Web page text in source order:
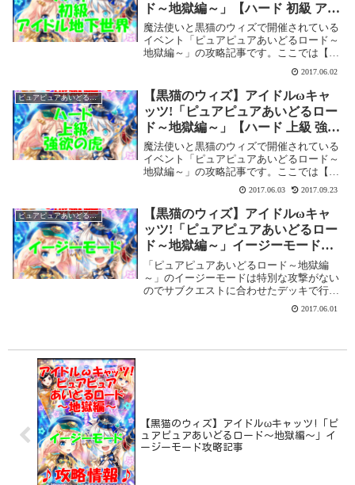
ド～地獄編～」【ハード 初級 アイ
ドル地下世界】攻略情報！
魔法使いと黒猫のウィズで開催されている
イベント「ピュアピュアあいどるロード～
地獄編～」の攻略記事です。ここでは【ハ
ード 初級 アイドル地下世界】を攻略しま
す。アイドルωキャッツ!「ピュアピュアあ
いどるロード～地獄編～」【ハード 初級
アイド...
2017.06.02
ピュアピュアあいどるロード～地獄編～
【黒猫のウィズ】アイドルωキャ
ッツ!「ピュアピュアあいどるロー
ド～地獄編～」【ハード 上級 強欲
の虎】攻略情報！
魔法使いと黒猫のウィズで開催されている
イベント「ピュアピュアあいどるロード～
地獄編～」の攻略記事です。ここでは【ハ
ード 上級 強欲の虎】を攻略します。アイ
ドルωキャッツ!「ピュアピュアあいどるロ
ード～地獄編～」【ハード 上級 強欲の
虎】基本...
2017.06.03 2017.09.23
ピュアピュアあいどるロード～地獄編～
【黒猫のウィズ】アイドルωキャ
ッツ!「ピュアピュアあいどるロー
ド～地獄編～」イージーモード攻
略記事
「ピュアピュアあいどるロード～地獄編
～」のイージーモードは特別な攻撃がない
のでサブクエストに合わせたデッキで行け
ばOKです。サブクエストでもらえる報酬
などをメモっておきます。アイドルωキャ
2017.06.01
【黒猫のウィズ】アイドルωキャッツ!「ピ
ュアピュアあいどるロード～地獄編～」イ
ージーモード攻略記事